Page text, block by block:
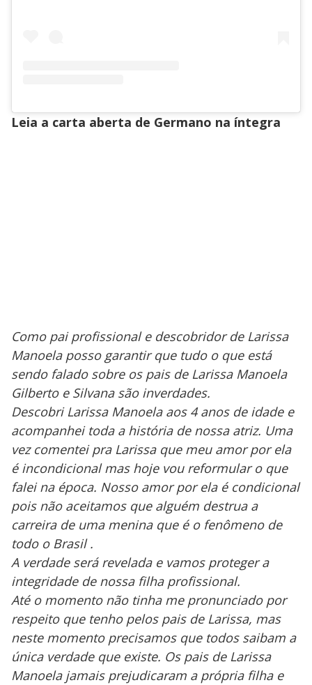
Leia a carta aberta de Germano na íntegra
Como pai profissional e descobridor de Larissa
Manoela posso garantir que tudo o que está
sendo falado sobre os pais de Larissa Manoela
Gilberto e Silvana são inverdades.
Descobri Larissa Manoela aos 4 anos de idade e
acompanhei toda a história de nossa atriz. Uma
vez comentei pra Larissa que meu amor por ela
é incondicional mas hoje vou reformular o que
falei na época. Nosso amor por ela é condicional
pois não aceitamos que alguém destrua a
carreira de uma menina que é o fenômeno de
todo o Brasil .
A verdade será revelada e vamos proteger a
integridade de nossa filha profissional.
Até o momento não tinha me pronunciado por
respeito que tenho pelos pais de Larissa, mas
neste momento precisamos que todos saibam a
única verdade que existe. Os pais de Larissa
Manoela jamais prejudicaram a própria filha e